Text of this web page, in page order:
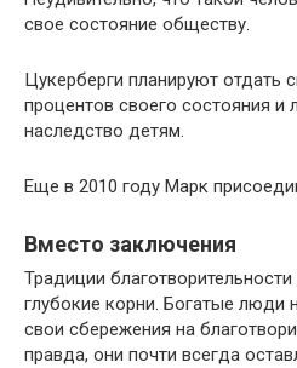
свое состояние обществу.
Цукерберги планируют отдать
процентов своего состояния и
наследство детям.
Еще в 2010 году Марк
Вместо заключения
Традиции
глубокие корни. Богатые люди
свои сбережения на
правда, они почти всегда